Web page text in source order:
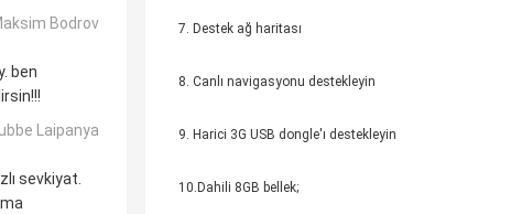
Bodrov
ben
Laipanya
sevkiyat.
7. Destek ağ haritası
8. Canlı navigasyonu destekleyin
9. Harici 3G USB dongle'ı destekleyin
10.Dahili 8GB bellek;